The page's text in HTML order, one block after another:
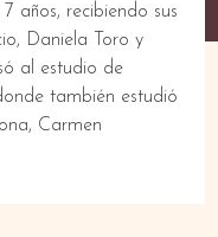
años, recibiendo sus
Daniela Toro y
al estudio de
también estudió
Carmen